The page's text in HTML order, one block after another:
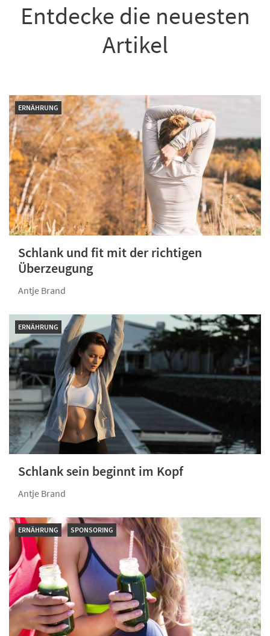
Entdecke die neuesten
Artikel
ERNÄHRUNG
Schlank und fit mit der richtigen
Überzeugung
Antje Brand
ERNÄHRUNG
Schlank sein beginnt im Kopf
Antje Brand
ERNÄHRUNG SPONSORING